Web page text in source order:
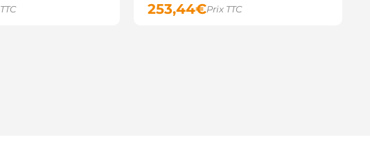
253,44€Prix TTC